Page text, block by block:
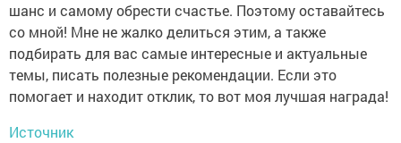
шанс и самому обрести счастье. Поэтому оставайтесь
со мной! Мне не жалко делиться этим, а также
подбирать для вас самые интересные и актуальные
темы, писать полезные рекомендации. Если это
помогает и находит отклик, то вот моя лучшая награда!
Источник